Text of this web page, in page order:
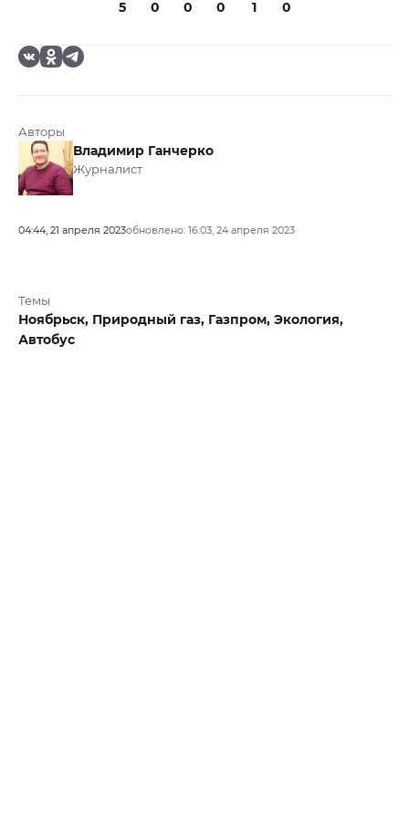
5 0 0 0 1 0
Авторы
Владимир Ганчерко
Журналист
04:44, 21 апреля 2023обновлено: 16:03, 24 апреля 2023
Темы
Ноябрьск, Природный газ, Газпром, Экология,
Автобус